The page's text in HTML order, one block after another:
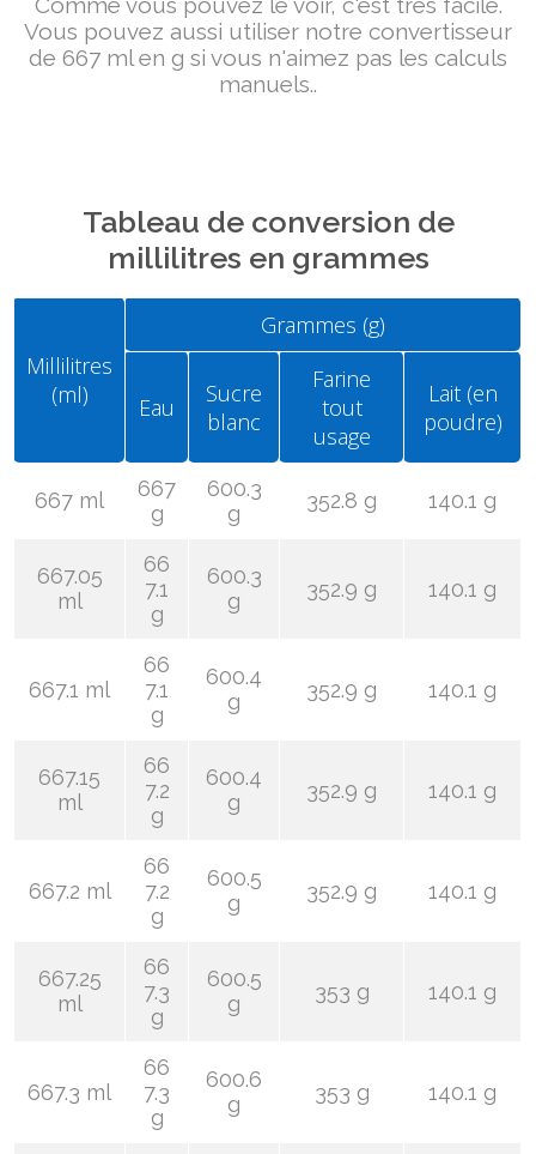
Vous pouvez aussi utiliser notre convertisseur
de 667 ml en g si vous n'aimez pas les calculs
manuels..
Tableau de conversion de
millilitres en grammes
Millilitres
(ml)
Grammes (g)
Eau
Sucre
blanc
Farine
tout
usage
Lait (en
poudre)
667 ml
667
g
600.3
g
352.8 g 140.1 g
667.05
ml
66
7.1
g
600.3
g
352.9 g 140.1 g
667.1 ml
66
7.1
g
600.4
g
352.9 g 140.1 g
667.15
ml
66
7.2
g
600.4
g
352.9 g 140.1 g
667.2 ml
66
7.2
g
600.5
g
352.9 g 140.1 g
667.25
ml
66
7.3
g
600.5
g
353 g 140.1 g
667.3 ml
66
7.3
g
600.6
g
353 g 140.1 g